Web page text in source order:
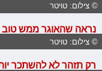
© צילום: טויטר
נראה שהאוגר ממש טוב
© צילום: טויטר
רק תזהר לא להשתכר